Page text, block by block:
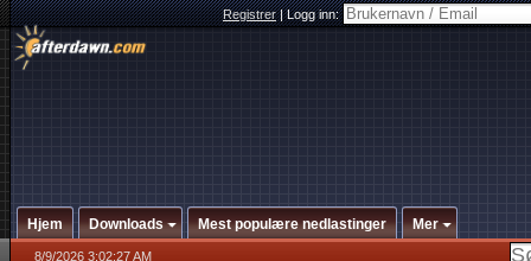
Registrer|Logg inn:
Hjem Downloads Mest populære nedlastinger Mer
8/9/2026 3:02:27 AM